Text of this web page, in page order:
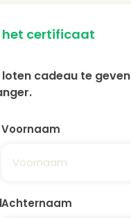
het certificaat
cadeau te geven
Voornaam
Achternaam